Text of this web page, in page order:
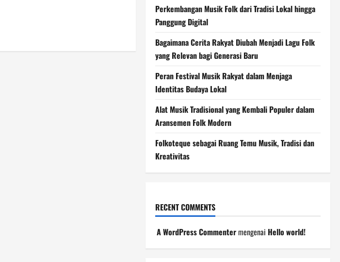
Perkembangan Musik Folk dari Tradisi Lokal hingga
Panggung Digital
Bagaimana Cerita Rakyat Diubah Menjadi Lagu Folk
yang Relevan bagi Generasi Baru
Peran Festival Musik Rakyat dalam Menjaga
Identitas Budaya Lokal
Alat Musik Tradisional yang Kembali Populer dalam
Aransemen Folk Modern
Folkoteque sebagai Ruang Temu Musik, Tradisi dan
Kreativitas
RECENT COMMENTS
A WordPress Commentermengenai Hello world!